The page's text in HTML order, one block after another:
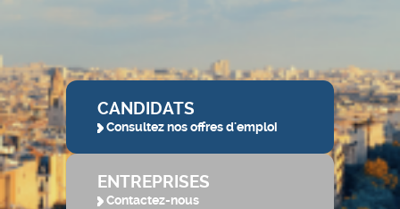
CANDIDATS
Consultez nos offres d'emploi
ENTREPRISES
Contactez-nous